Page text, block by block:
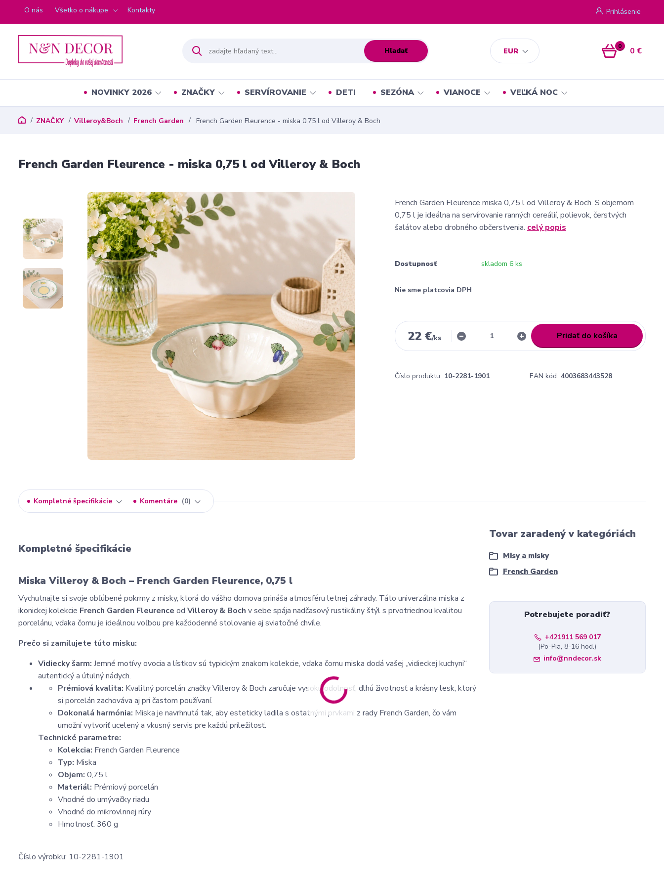
O nás Všetko o nákupe Kontakty
EUR
Prihlásenie
Hľadať 0 0 €
NOVINKY 2026 ZNAČKY SERVÍROVANIE DETI SEZÓNA VIANOCE VEĽKÁ NOC
ZNAČKY Villeroy&Boch French Garden French Garden Fleurence - miska 0,75 l od Villeroy & Boch
French Garden Fleurence - miska 0,75 l od Villeroy & Boch
French Garden Fleurence miska 0,75 l od Villeroy & Boch. S objemom
0,75 l je ideálna na servírovanie ranných cereálií, polievok, čerstvých
šalátov alebo drobného občerstvenia. celý popis
Dostupnosť skladom 6 ks
Nie sme platcovia DPH
22 €/ks Pridať do košíka
Číslo produktu: 10-2281-1901 EAN kód: 4003683443528
Kompletné špecifikácie Komentáre 0
Kompletné špecifikácie
Miska Villeroy & Boch – French Garden Fleurence, 0,75 l
Vychutnajte si svoje obľúbené pokrmy z misky, ktorá do vášho domova prináša atmosféru letnej záhrady. Táto univerzálna miska z
ikonickej kolekcie French Garden Fleurence od Villeroy & Boch v sebe spája nadčasový rustikálny štýl s prvotriednou kvalitou
porcelánu, vďaka čomu je ideálnou voľbou pre každodenné stolovanie aj sviatočné chvíle.
Prečo si zamilujete túto misku:
Vidiecky šarm: Jemné motívy ovocia a lístkov sú typickým znakom kolekcie, vďaka čomu miska dodá vašej „vidieckej kuchyni“
autentický a útulný nádych.
Prémiová kvalita: Kvalitný porcelán značky Villeroy & Boch zaručuje vysokú odolnosť, dlhú životnosť a krásny lesk, ktorý
si porcelán zachováva aj pri častom používaní.
Dokonalá harmónia: Miska je navrhnutá tak, aby esteticky ladila s ostatnými prvkami z rady French Garden, čo vám
umožní vytvoriť ucelený a vkusný servis pre každú príležitosť.
Technické parametre:
Kolekcia: French Garden Fleurence
Typ: Miska
Objem: 0,75 l
Materiál: Prémiový porcelán
Vhodné do umývačky riadu
Vhodné do mikrovlnnej rúry
Hmotnosť: 360 g
Číslo výrobku: 10-2281-1901
Tovar zaradený v kategóriách
Misy a misky
French Garden
Potrebujete poradiť?
+421911 569 017
(Po-Pia, 8-16 hod.)
info@nndecor.sk